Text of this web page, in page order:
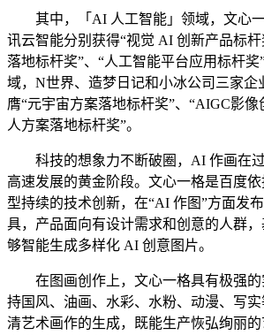
其中，「AI 人工智能」领域，文心一
讯云智能分别获得“视觉 AI 创新产品标
落地标杆奖”、“人工智能平台应用标杆
域，N世界、造梦日记和小冰公司三家企
膺“元宇宙方案落地标杆奖”、“AIGC影像
人方案落地标杆奖”。
科技的想象力不断破圈，AI 作画在过
高速发展的黄金阶段。文心一格是百度
型持续的技术创新，在“AI 作图”方面发
具，产品面向有设计需求和创意的人群
够智能生成多样化 AI 创意图片。
在图画创作上，文心一格具有极强的
持国风、油画、水彩、水粉、动漫、写
清艺术画作的生成，既能生产恢弘绚丽